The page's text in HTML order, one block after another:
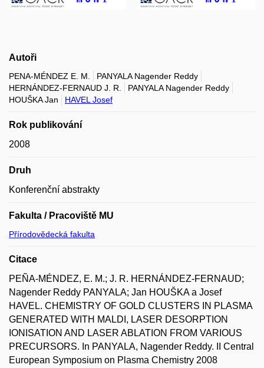
Autoři
PENA-MÉNDEZ E. M.
PANYALA Nagender Reddy
HERNÁNDEZ-FERNAUD J. R.
PANYALA Nagender Reddy
HOUŠKA Jan
HAVEL Josef
Rok publikování
2008
Druh
Konferenční abstrakty
Fakulta / Pracoviště MU
Přírodovědecká fakulta
Citace
PEÑA-MÉNDEZ, E. M.; J. R. HERNÁNDEZ-FERNAUD;
Nagender Reddy PANYALA; Jan HOUŠKA a Josef
HAVEL. CHEMISTRY OF GOLD CLUSTERS IN PLASMA
GENERATED WITH MALDI, LASER DESORPTION
IONISATION AND LASER ABLATION FROM VARIOUS
PRECURSORS. In PANYALA, Nagender Reddy. II Central
European Symposium on Plasma Chemistry 2008